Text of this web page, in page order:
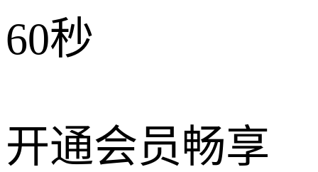
60秒
开通会员畅享